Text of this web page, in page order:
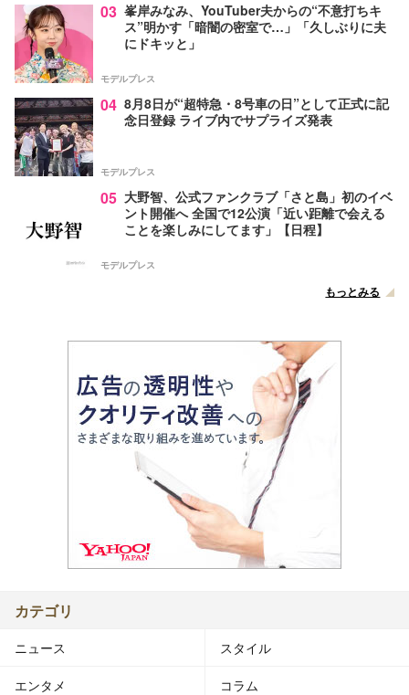
03 峯岸みなみ、YouTuber夫からの“不意打ちキ
ス”明かす「暗闇の密室で…」「久しぶりに夫
にドキッと」
モデルプレス
04 8月8日が“超特急・8号車の日”として正式に記
念日登録 ライブ内でサプライズ発表
モデルプレス
05 大野智、公式ファンクラブ「さと島」初のイベ
ント開催へ 全国で12公演「近い距離で会える
ことを楽しみにしてます」【日程】
モデルプレス
もっとみる
カテゴリ
ニュース スタイル
エンタメ コラム